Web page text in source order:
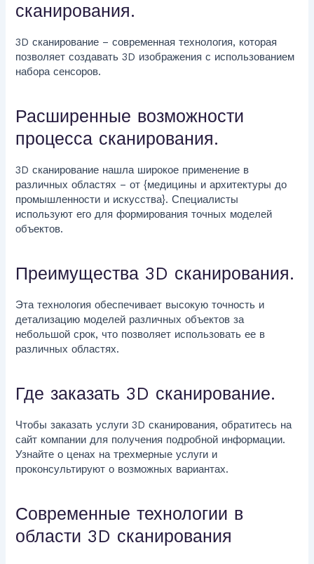
сканирования.
3D сканирование – современная технология, которая
позволяет создавать 3D изображения с использованием
набора сенсоров.
Расширенные возможности
процесса сканирования.
3D сканирование нашла широкое применение в
различных областях – от {медицины и архитектуры до
промышленности и искусства}. Специалисты
используют его для формирования точных моделей
объектов.
Преимущества 3D сканирования.
Эта технология обеспечивает высокую точность и
детализацию моделей различных объектов за
небольшой срок, что позволяет использовать ее в
различных областях.
Где заказать 3D сканирование.
Чтобы заказать услуги 3D сканирования, обратитесь на
сайт компании для получения подробной информации.
Узнайте о ценах на трехмерные услуги и
проконсультируют о возможных вариантах.
Современные технологии в
области 3D сканирования